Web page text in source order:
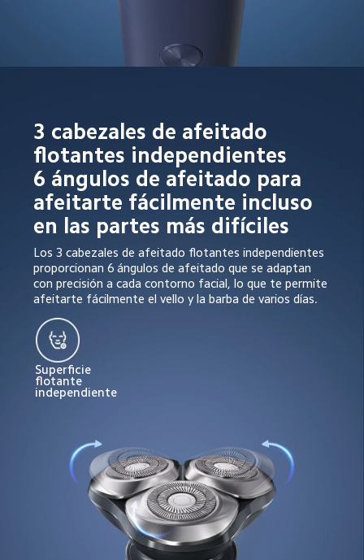
3 cabezales de afeitado
flotantes independientes
6 ángulos de afeitado para
afeitarte fácilmente incluso
en las partes más difíciles
Los 3 cabezales de afeitado flotantes independientes
proporcionan 6 ángulos de afeitado que se adaptan
con precisión a cada contorno facial, lo que te permite
afeitarte fácilmente el vello y la barba de varios días.
Superficie
flotante
independiente